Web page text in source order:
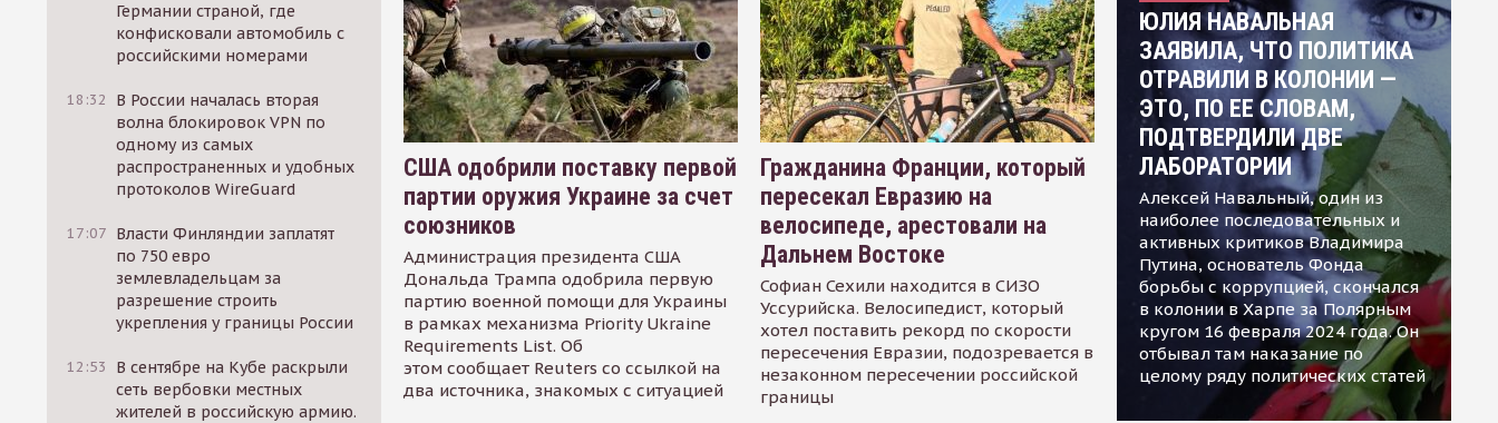
Германии страной, где
конфисковали автомобиль с
российскими номерами
18:32
В России началась вторая
волна блокировок VPN по
одному из самых
распространенных и удобных
протоколов WireGuard
17:07 Власти Финляндии заплатят
по 750 евро
землевладельцам за
разрешение строить
укрепления у границы России
12:53
В сентябре на Кубе раскрыли
сеть вербовки местных
жителей в российскую армию.
США одобрили поставку первой
партии оружия Украине за счет
союзников
Администрация президента США
Дональда Трампа одобрила первую
партию военной помощи для Украины
в рамках механизма Priority Ukraine
Requirements List. Об
этом сообщает Reuters со ссылкой на
два источника, знакомых с ситуацией
Гражданина Франции, который
пересекал Евразию на
велосипеде, арестовали на
Дальнем Востоке
Софиан Сехили находится в СИЗО
Уссурийска. Велосипедист, который
хотел поставить рекорд по скорости
пересечения Евразии, подозревается в
незаконном пересечении российской
границы
ЮЛИЯ НАВАЛЬНАЯ
ЗАЯВИЛА, ЧТО ПОЛИТИКА
ОТРАВИЛИ В КОЛОНИИ —
ЭТО, ПО ЕЕ СЛОВАМ,
ПОДТВЕРДИЛИ ДВЕ
ЛАБОРАТОРИИ
Алексей Навальный, один из
наиболее последовательных и
активных критиков Владимира
Путина, основатель Фонда
борьбы с коррупцией, скончался
в колонии в Харпе за Полярным
кругом 16 февраля 2024 года. Он
отбывал там наказание по
целому ряду политических статей